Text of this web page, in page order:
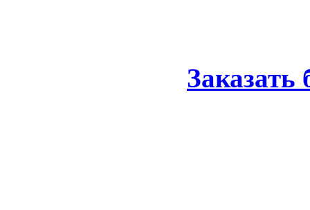
Заказать